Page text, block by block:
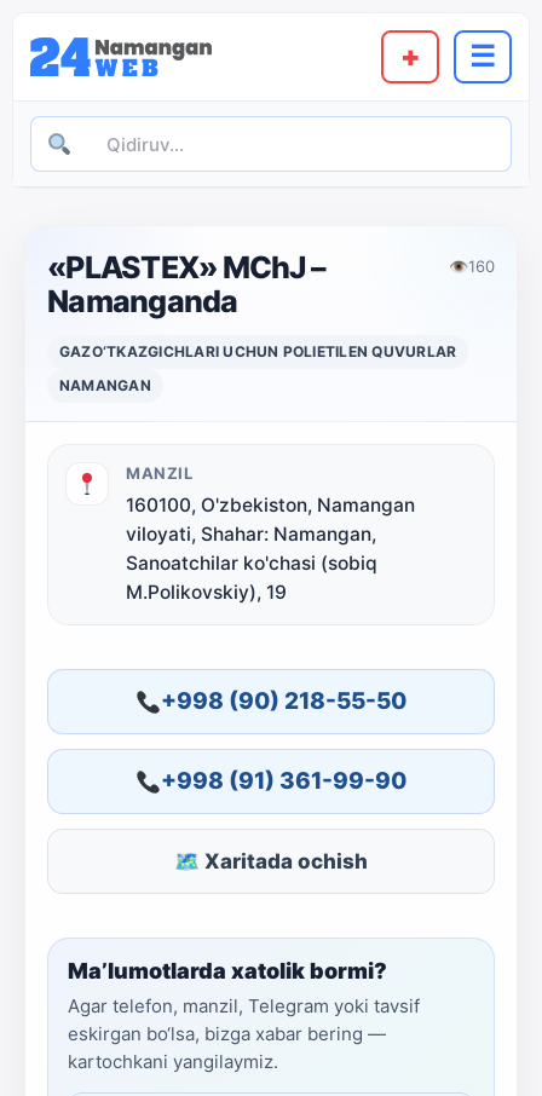
+ ☰
«PLASTEX» MChJ –
Namanganda
👁160
GAZO‘TKAZGICHLARI UCHUN POLIETILEN QUVURLAR
NAMANGAN
MANZIL
160100, O'zbekiston, Namangan
viloyati, Shahar: Namangan,
Sanoatchilar ko'chasi (sobiq
M.Polikovskiy), 19
+998 (90) 218-55-50
+998 (91) 361-99-90
🗺 Xaritada ochish
Ma’lumotlarda xatolik bormi?
Agar telefon, manzil, Telegram yoki tavsif
eskirgan bo‘lsa, bizga xabar bering —
kartochkani yangilaymiz.